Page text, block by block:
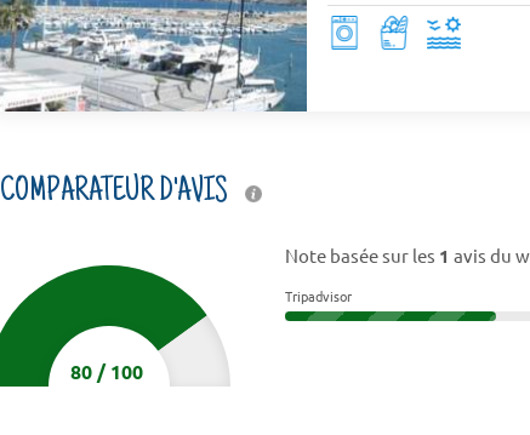
COMPARATEUR D'AVIS
80/100
Note basée sur les 1 avis du
Tripadvisor